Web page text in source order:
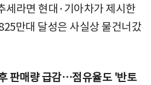
세라면 현대·기아차가 제시한
만대 달성은 사실상 물건너갔
판매량 급감…점유율도 '반토